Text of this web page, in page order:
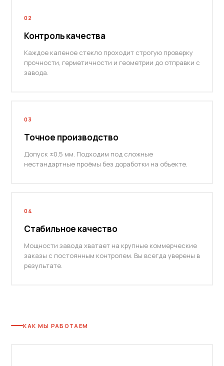
02
Контроль качества
Каждое каленое стекло проходит строгую проверку
прочности, герметичности и геометрии до отправки с
завода.
03
Точное производство
Допуск ±0,5 мм. Подходим под сложные
нестандартные проёмы без доработки на объекте.
04
Стабильное качество
Мощности завода хватает на крупные коммерческие
заказы с постоянным контролем. Вы всегда уверены в
результате.
КАК МЫ РАБОТАЕМ